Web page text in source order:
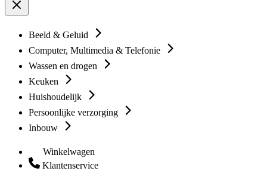
Beeld & Geluid
Computer, Multimedia & Telefonie
Wassen en drogen
Keuken
Huishoudelijk
Persoonlijke verzorging
Inbouw
Winkelwagen
Klantenservice